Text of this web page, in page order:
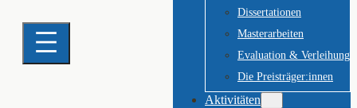
Dissertationen
Masterarbeiten
Evaluation & Verleihung
Die Preisträger:innen
Aktivitäten